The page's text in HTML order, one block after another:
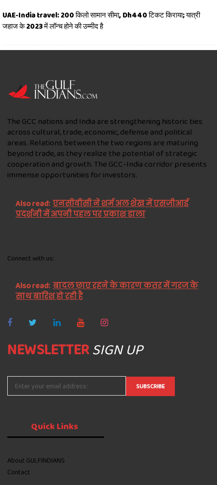
UAE-India travel: 200 किलो सामान सीमा, Dh440 टिकट किराया; यात्री
जहाज के 2023 में लॉन्च होने की उम्मीद है
The GCC nations and India are strengthening historic ties
across cultural, trade, economic, defense and political
areas. Relations between the two regions are maturing
beyond trade, as they realize the potential of strategic
cooperation and growth. The GCC-India corridor presents
immense opportunities for investors.
Also read: एनसीवीसी ने शर्म अल शेख में एसजीआई
प्रदर्शनी में अपनी पहल पर प्रकाश डाला
Connect with us:
Also read: बादल छाए रहने के कारण कतर में गरज के
साथ बारिश हो रही है
NEWSLETTERSIGN UP
QuickLinks
About GULFINDIANS
Contact